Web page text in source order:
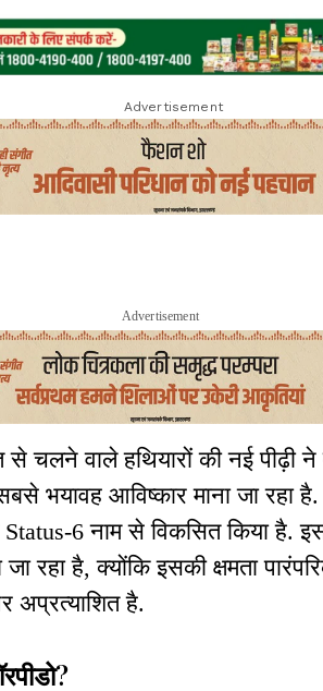
Advertisement
Advertisement
से चलने वाले हथियारों की नई पीढ़ी
भयावह आविष्कार माना जा रहा है.
6 नाम से विकसित किया है.
रहा है, क्योंकि इसकी क्षमता
अप्रत्याशित है.